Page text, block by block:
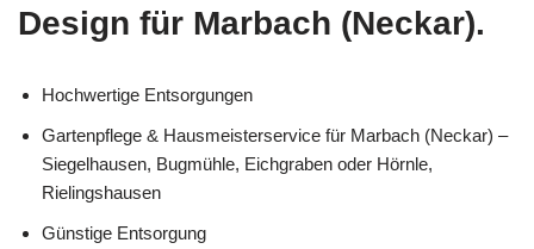
Design für Marbach (Neckar).
Hochwertige Entsorgungen
Gartenpflege & Hausmeisterservice für Marbach (Neckar) –
Siegelhausen, Bugmühle, Eichgraben oder Hörnle,
Rielingshausen
Günstige Entsorgung